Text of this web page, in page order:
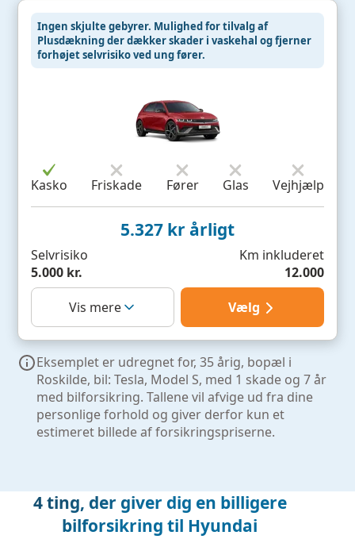
Ingen skjulte gebyrer. Mulighed for tilvalg af
Plusdækning der dækker skader i vaskehal og fjerner
forhøjet selvrisiko ved ung fører.
Kasko Friskade Fører Glas Vejhjælp
5.327 kr årligt
Selvrisiko
5.000 kr.
Km inkluderet
12.000
Vis mere
Vælg
Eksemplet er udregnet for, 35 årig, bopæl i
Roskilde, bil: Tesla, Model S, med 1 skade og 7 år
med bilforsikring. Tallene vil afvige ud fra dine
personlige forhold og giver derfor kun et
estimeret billede af forsikringspriserne.
4 ting, der giver dig en billigere
bilforsikring til Hyundai